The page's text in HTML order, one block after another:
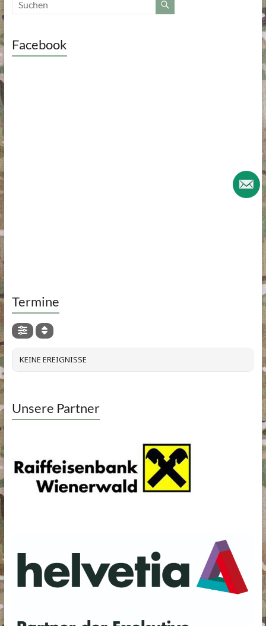
Facebook
Termine
KEINE EREIGNISSE
Unsere Partner